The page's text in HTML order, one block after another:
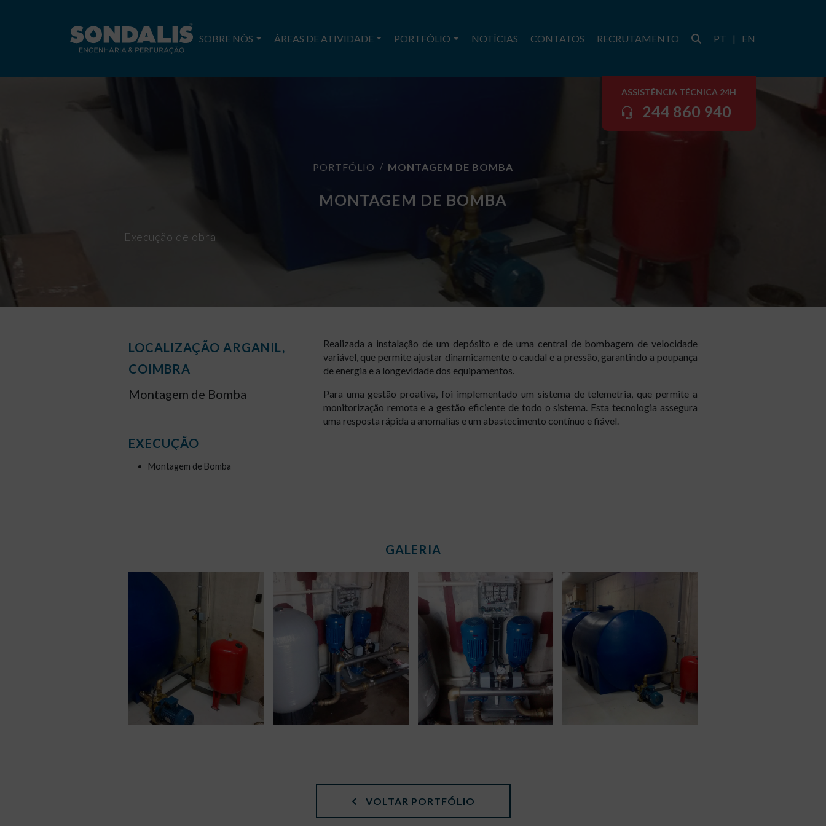
SOBRE NÓS ÁREAS DE ATIVIDADE PORTFÓLIO NOTÍCIAS CONTATOS RECRUTAMENTO PT | EN
ASSISTÊNCIA TÉCNICA 24H
244 860 940
PORTFÓLIO MONTAGEM DE BOMBA
MONTAGEM DE BOMBA
Execução de obra
LOCALIZAÇÃO ARGANIL,
COIMBRA
Montagem de Bomba
EXECUÇÃO
Montagem de Bomba
Realizada a instalação de um depósito e de uma central de bombagem de velocidade
variável, que permite ajustar dinamicamente o caudal e a pressão, garantindo a poupança
de energia e a longevidade dos equipamentos.
Para uma gestão proativa, foi implementado um sistema de telemetria, que permite a
monitorização remota e a gestão eficiente de todo o sistema. Esta tecnologia assegura
uma resposta rápida a anomalias e um abastecimento contínuo e fiável.
GALERIA
VOLTAR PORTFÓLIO